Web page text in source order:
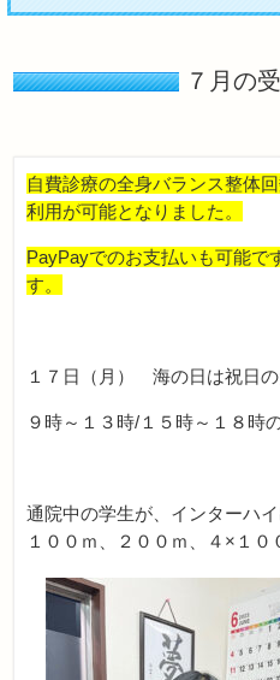
７月の
自費診療の全身バランス整体
利用が可能となりました。
PayPayでのお支払いも可能で
す。
１７日（月） 海の日は祝日の
９時～１３時/１５時～１８時
通院中の学生が、インターハ
１００ｍ、２００ｍ、４×１０